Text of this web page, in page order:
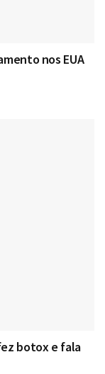
nos EUA
botox e fala